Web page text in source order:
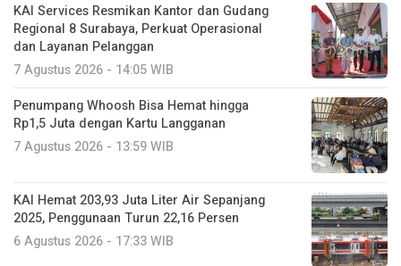
KAI Services Resmikan Kantor dan Gudang
Regional 8 Surabaya, Perkuat Operasional
dan Layanan Pelanggan
7 Agustus 2026 - 14:05 WIB
Penumpang Whoosh Bisa Hemat hingga
Rp1,5 Juta dengan Kartu Langganan
7 Agustus 2026 - 13:59 WIB
KAI Hemat 203,93 Juta Liter Air Sepanjang
2025, Penggunaan Turun 22,16 Persen
6 Agustus 2026 - 17:33 WIB